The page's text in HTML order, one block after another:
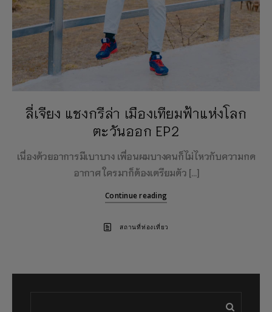
ลี่เจียง แชงกรีล่า เมืองเทียมฟ้าแห่งโลก
ตะวันออก EP2
เนื่องด้วยอาการมีเบาบาง เพื่อนผมบางคนก็ไม่ไหวกับความกด
อากาศ ใครมาก็ต้องเตรียมตัว […]
Continue reading
สถานที่ท่องเที่ยว